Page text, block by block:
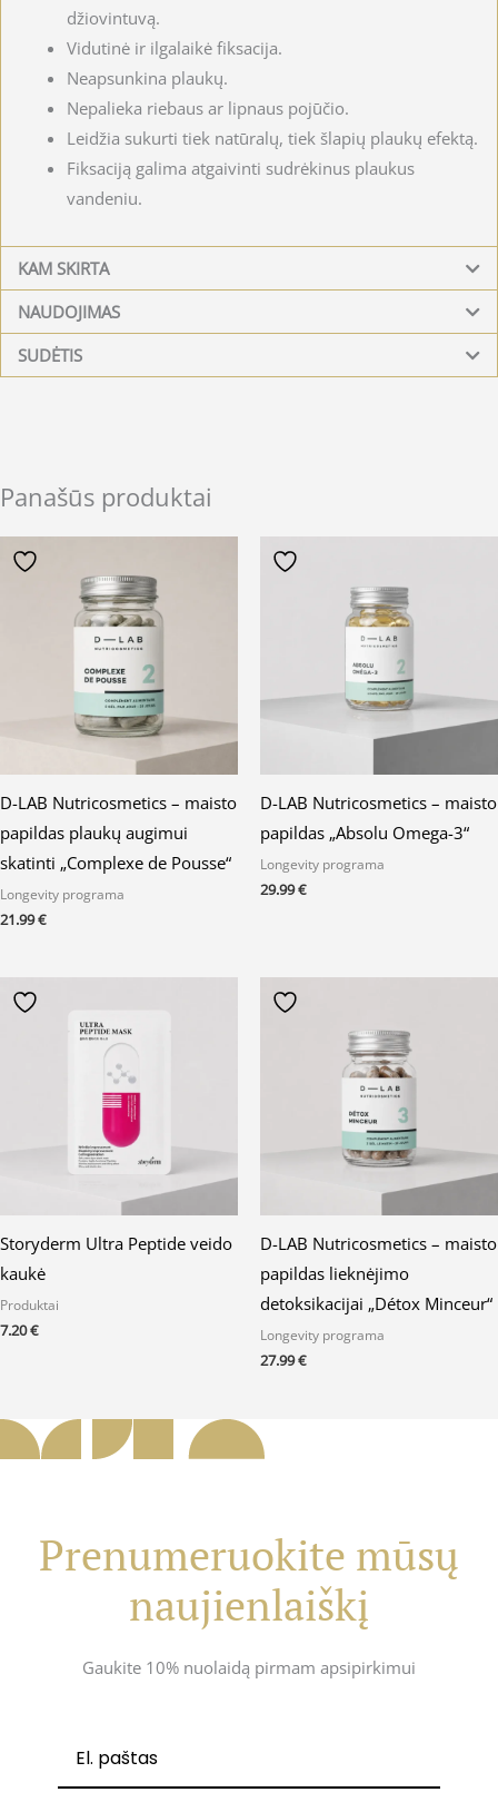
džiovintuvą.
Vidutinė ir ilgalaikė fiksacija.
Neapsunkina plaukų.
Nepalieka riebaus ar lipnaus pojūčio.
Leidžia sukurti tiek natūralų, tiek šlapių plaukų efektą.
Fiksaciją galima atgaivinti sudrėkinus plaukus
vandeniu.
KAM SKIRTA
NAUDOJIMAS
SUDĖTIS
Panašūs produktai
D-LAB Nutricosmetics – maisto
papildas plaukų augimui
skatinti „Complexe de Pousse“
Longevity programa
21.99€
D-LAB Nutricosmetics – maisto
papildas „Absolu Omega-3“
Longevity programa
29.99€
Storyderm Ultra Peptide veido
kaukė
Produktai
7.20€
D-LAB Nutricosmetics – maisto
papildas lieknėjimo
detoksikacijai „Détox Minceur“
Longevity programa
27.99€
Prenumeruokite mūsų
naujienlaiškį
Gaukite 10% nuolaidą pirmam apsipirkimui